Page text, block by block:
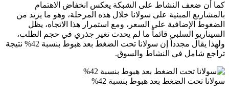
كما أن ضعف النشاط على الشبكة يعكس انخفاض الاهتمام
بالمشاريع المبنية على سولانا خلال هذه المرحلة، وهو ما يزيد من
الضغوط الإضافية على السعر، ومع استمرار هذا الاتجاه، يظل
السيناريو السلبي قائماً ما لم يحدث تغير جذري في حجم الطلب،
ولهذا يقال مجدداً إن سولانا تحت الضغط بعد هبوط بنسبة 42% نتيجة
تراجع شامل في النشاط والسوق.
سولانا تحت الضغط بعد هبوط بنسبة 42%